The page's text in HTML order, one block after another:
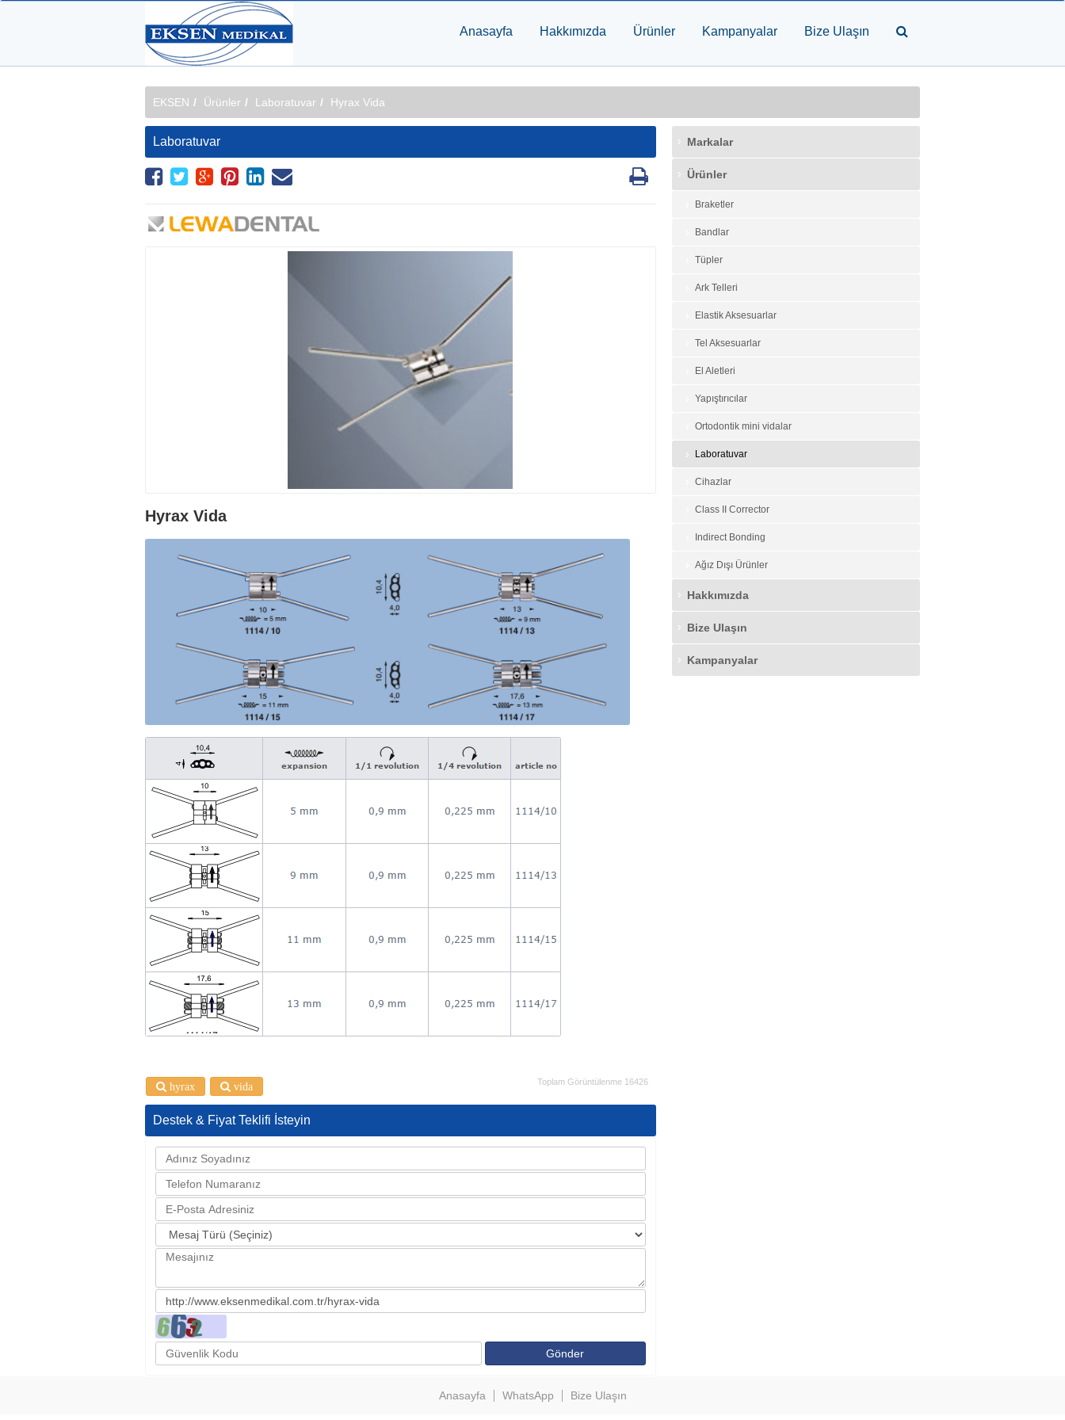
Anasayfa Hakkımızda Ürünler Kampanyalar Bize Ulaşın
EKSEN Ürünler Laboratuvar Hyrax Vida
Laboratuvar
Hyrax Vida
Toplam Görüntülenme 16426
hyrax vida
Destek & Fiyat Teklifi İsteyin
Markalar
Ürünler
Braketler
Bandlar
Tüpler
Ark Telleri
Elastik Aksesuarlar
Tel Aksesuarlar
El Aletleri
Yapıştırıcılar
Ortodontik mini vidalar
Laboratuvar
Cihazlar
Class II Corrector
Indirect Bonding
Ağız Dışı Ürünler
Hakkımızda
Bize Ulaşın
Kampanyalar
Anasayfa WhatsApp Bize Ulaşın